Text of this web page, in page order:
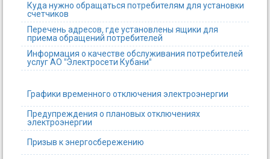
Куда нужно обращаться потребителям для установки
счетчиков
Перечень адресов, где установлены ящики для
приема обращений потребителей
Информация о качестве обслуживания потребителей
услуг АО "Электросети Кубани"
Графики временного отключения электроэнергии
Предупреждения о плановых отключениях
электроэнергии
Призыв к энергосбережению